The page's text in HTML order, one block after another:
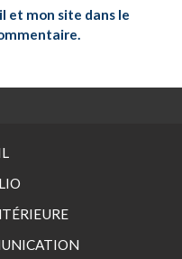
et mon site dans le